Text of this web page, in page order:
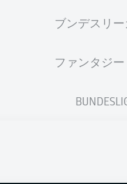
ブンデスリ
ファンタジ
統計 シー